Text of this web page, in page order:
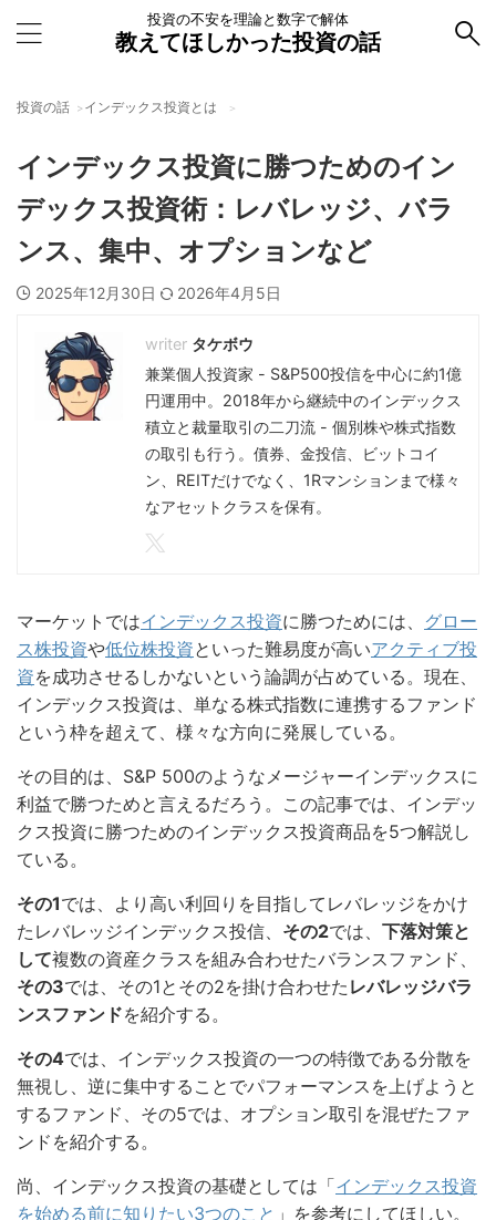
投資の不安を理論と数字で解体
教えてほしかった投資の話
投資の話 インデックス投資とは
インデックス投資に勝つためのイン
デックス投資術：レバレッジ、バラ
ンス、集中、オプションなど
2025年12月30日 2026年4月5日
タケボウ
兼業個人投資家 - S&P500投信を中心に約1億
円運用中。2018年から継続中のインデックス
積立と裁量取引の二刀流 - 個別株や株式指数
の取引も行う。債券、金投信、ビットコイ
ン、REITだけでなく、1Rマンションまで様々
なアセットクラスを保有。
マーケットではインデックス投資に勝つためには、 グロー
ス株投資や低位株投資といった難易度が高いアクティブ投
資を成功させるしかないという論調が占めている。現在、
インデックス投資は、単なる株式指数に連携するファンド
という枠を超えて、様々な方向に発展している。
その目的は、S&P 500のようなメージャーインデックスに
利益で勝つためと言えるだろう。この記事では、インデッ
クス投資に勝つためのインデックス投資商品を5つ解説し
ている。
その1では、より高い利回りを目指してレバレッジをかけ
たレバレッジインデックス投信、 その2では、 下落対策と
して複数の資産クラスを組み合わせたバランスファンド、
その3では、その1とその2を掛け合わせた レバレッジバラ
ンスファンドを紹介する。
その4では、インデックス投資の一つの特徴である分散を
無視し、逆に集中することでパフォーマンスを上げようと
するファンド、その5では、オプション取引を混ぜたファ
ンドを紹介する。
尚、インデックス投資の基礎としては「インデックス投資
を始める前に知りたい3つのこと 」を参考にしてほしい。